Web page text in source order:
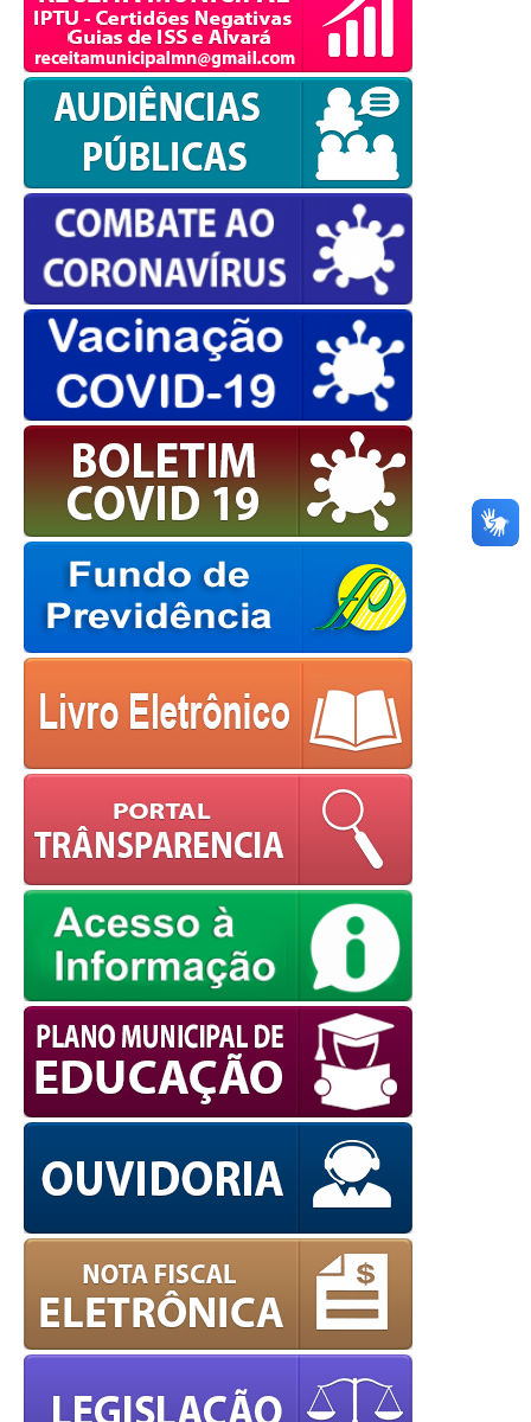
OK
European Commission |
powered by WPCookiePro